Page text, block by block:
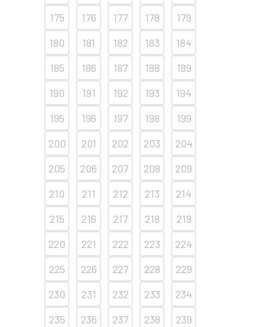
175
176 177 178
179
180
181 182 183
184
185
186 187 188
189
190
191 192 193
194
195
196 197 198
199
200
201 202 203
204
205
206 207 208
209
210
211 212 213
214
215
216 217 218
219
220
221 222 223
224
225
226 227 228
229
230
231 232 233
234
235
236 237 238
239